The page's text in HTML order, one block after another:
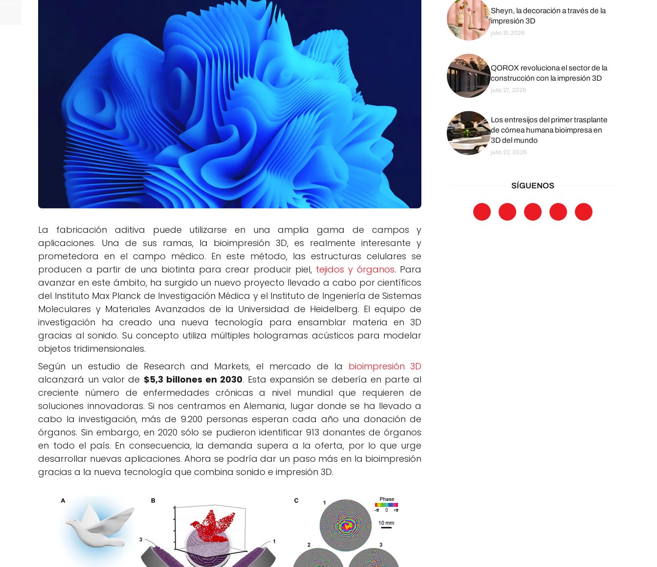
Negocios
Rankings 3D
Softwares 3D
Vídeos
La fabricación aditiva puede utilizarse en una amplia gama de campos y
aplicaciones. Una de sus ramas, la bioimpresión 3D, es realmente interesante y
prometedora en el campo médico. En este método, las estructuras celulares se
producen a partir de una biotinta para crear producir piel, tejidos y órganos. Para
avanzar en este ámbito, ha surgido un nuevo proyecto llevado a cabo por científicos
del Instituto Max Planck de Investigación Médica y el Instituto de Ingeniería de Sistemas
Moleculares y Materiales Avanzados de la Universidad de Heidelberg. El equipo de
investigación ha creado una nueva tecnología para ensamblar materia en 3D
gracias al sonido. Su concepto utiliza múltiples hologramas acústicos para modelar
objetos tridimensionales.
Según un estudio de Research and Markets, el mercado de la bioimpresión 3D
alcanzará un valor de $5,3 billones en 2030. Esta expansión se debería en parte al
creciente número de enfermedades crónicas a nivel mundial que requieren de
soluciones innovadoras. Si nos centramos en Alemania, lugar donde se ha llevado a
cabo la investigación, más de 9.200 personas esperan cada año una donación de
órganos. Sin embargo, en 2020 sólo se pudieron identificar 913 donantes de órganos
en todo el país. En consecuencia, la demanda supera a la oferta, por lo que urge
desarrollar nuevas aplicaciones. Ahora se podría dar un paso más en la bioimpresión
gracias a la nueva tecnología que combina sonido e impresión 3D.
Sheyn, la decoración a través de la
impresión 3D
julio 31, 2026
QOROX revoluciona el sector de la
construcción con la impresión 3D
julio 27, 2026
Los entresijos del primer trasplante
de córnea humana bioimpresa en
3D del mundo
julio 22, 2026
SÍGUENOS